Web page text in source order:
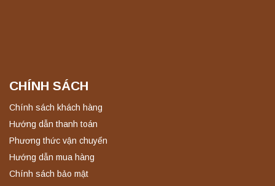
CHÍNH SÁCH
Chính sách khách hàng
Hướng dẫn thanh toán
Phương thức vận chuyển
Hướng dẫn mua hàng
Chính sách bảo mật